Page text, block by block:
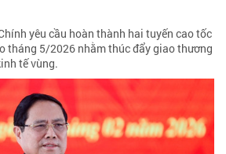
yêu cầu hoàn thành hai tuyến cao tốc
tháng 5/2026 nhằm thúc đẩy giao thương
tế vùng.